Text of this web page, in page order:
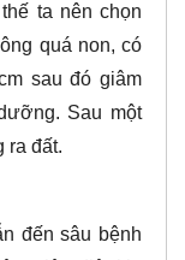
ta nên chọn
quá non, có
sau đó giâm
Sau một
ra đất.
đến sâu bệnh